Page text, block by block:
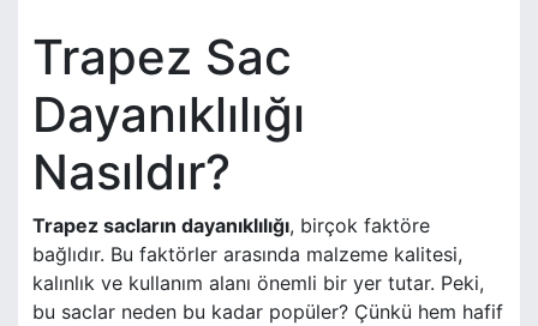
Trapez Sac
Dayanıklılığı
Nasıldır?
Trapez sacların dayanıklılığı, birçok faktöre
bağlıdır. Bu faktörler arasında malzeme kalitesi,
kalınlık ve kullanım alanı önemli bir yer tutar. Peki,
bu saclar neden bu kadar popüler? Çünkü hem hafif